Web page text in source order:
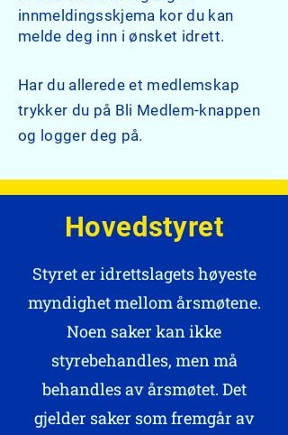
innmeldingsskjema kor du kan
melde deg inn i ønsket idrett.
Har du allerede et medlemskap
trykker du på Bli Medlem-knappen
og logger deg på.
Hovedstyret
Styret er idrettslagets høyeste
myndighet mellom årsmøtene.
Noen saker kan ikke
styrebehandles, men må
behandles av årsmøtet. Det
gjelder saker som fremgår av